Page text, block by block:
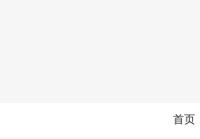
首页